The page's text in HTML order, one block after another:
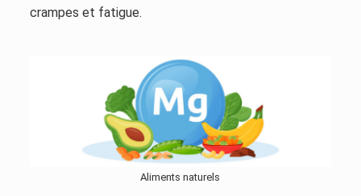
crampes et fatigue.
Aliments naturels